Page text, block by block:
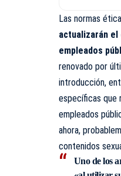
Las normas
actualizarán
empleados
renovado por
introducción,
específicas que
empleados
ahora,
contenidos
Uno de los